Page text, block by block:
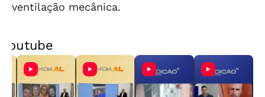
ventilação mecânica.